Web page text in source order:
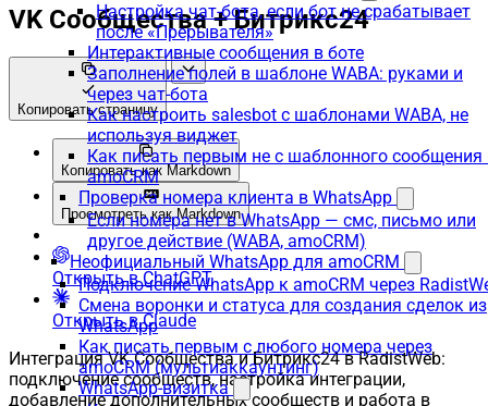
Настройка чат-бота, если бот не срабатывает
после «Прерывателя»
Интерактивные сообщения в боте
Заполнение полей в шаблоне WABA: руками и
через чат-бота
Как настроить salesbot с шаблонами WABA, не
используя виджет
Как писать первым не с шаблонного сообщения
amoCRM
Проверка номера клиента в WhatsApp
Если номера нет в WhatsApp — смс, письмо или
другое действие (WABA, amoCRM)
Неофициальный WhatsApp для amoCRM
Подключение WhatsApp к amoCRM через
Смена воронки и статуса для создания сделок из
WhatsApp
Как писать первым с любого номера через
amoCRM (мультиаккаунтинг)
WhatsApp-визитка
VK Сообщества + Битрикс24
Копировать страницу
Копировать как Markdown
Просмотреть как Markdown
Открыть в ChatGPT
Открыть в Claude
Интеграция VK Сообщества и Битрикс24 в RadistWeb:
подключение сообществ, настройка интеграции,
добавление дополнительных сообществ и работа в